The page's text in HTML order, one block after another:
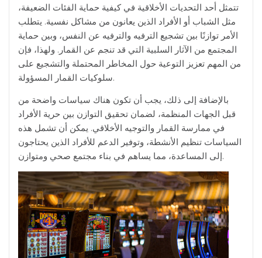
تتمثل أحد التحديات الأخلاقية في كيفية حماية الفئات الضعيفة،
مثل الشباب أو الأفراد الذين يعانون من مشاكل نفسية. يتطلب
الأمر توازنًا بين تشجيع الترفيه والترفيه عن النفس، وبين حماية
المجتمع من الآثار السلبية التي قد تنجم عن القمار. ولهذا، فإن
من المهم تعزيز التوعية حول المخاطر المحتملة والتشجيع على
سلوكيات القمار المسؤولة.
بالإضافة إلى ذلك، يجب أن تكون هناك سياسات واضحة من
قبل الجهات المنظمة، لضمان تحقيق التوازن بين حرية الأفراد
في ممارسة القمار والتوجيه الأخلاقي. يمكن أن تشمل هذه
السياسات تنظيم الأنشطة، وتوفير الدعم للأفراد الذين يحتاجون
إلى المساعدة، مما يساهم في بناء مجتمع صحي ومتوازن.